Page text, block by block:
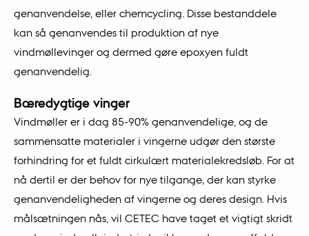
genanvendelse, eller chemcycling. Disse bestanddele
kan så genanvendes til produktion af nye
vindmøllevinger og dermed gøre epoxyen fuldt
genanvendelig.
Bæredygtige vinger
Vindmøller er i dag 85-90% genanvendelige, og de
sammensatte materialer i vingerne udgør den største
forhindring for et fuldt cirkulært materialekredsløb. For at
nå dertil er der behov for nye tilgange, der kan styrke
genanvendeligheden af vingerne og deres design. Hvis
målsætningen nås, vil CETEC have taget et vigtigt skridt